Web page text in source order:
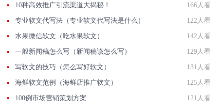
10种高效推广引流渠道大揭秘！ 166人看
专业软文代写法（专业软文代写法是什么） 122人看
水果微信软文（吃水果软文） 142人看
一般新闻稿怎么写（新闻稿该怎么写） 129人看
写软文的技巧（怎么写好软文） 131人看
海鲜软文范例（海鲜店推广软文） 125人看
100例市场营销策划方案 121人看